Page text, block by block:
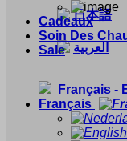
日本語
العربية
Français -
Français
Cadeaux
Soin Des
Sale